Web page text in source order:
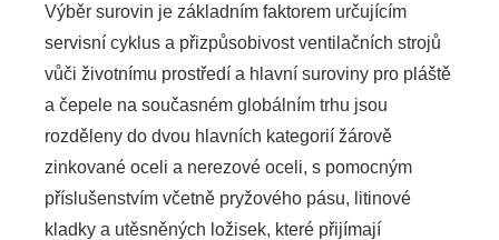
Výběr surovin je základním faktorem určujícím
servisní cyklus a přizpůsobivost ventilačních strojů
vůči životnímu prostředí a hlavní suroviny pro pláště
a čepele na současném globálním trhu jsou
rozděleny do dvou hlavních kategorií žárově
zinkované oceli a nerezové oceli, s pomocným
příslušenstvím včetně pryžového pásu, litinové
kladky a utěsněných ložisek, které přijímají